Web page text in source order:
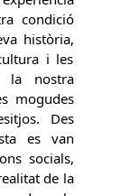
condició
història,
i les
la nostra
mogudes
Des
es van
socials,
de la